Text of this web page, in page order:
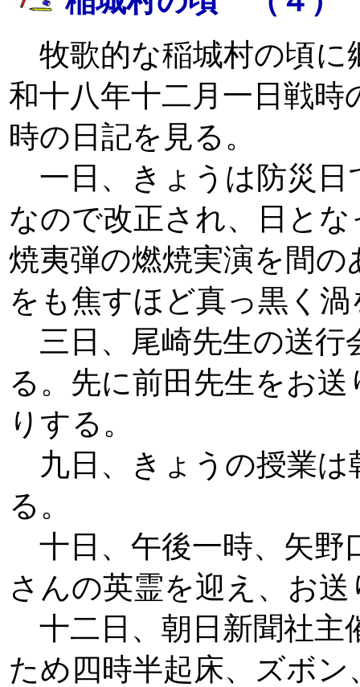
牧歌的な稲城村の頃に
和十八年十二月一日戦
時の日記を見る。
一日、きょうは防災日
なので改正され、日と
焼夷弾の燃焼実演を間
をも焦すほど真っ黒く
三日、尾崎先生の送行
る。先に前田先生をお
りする。
九日、きょうの授業は
る。
十日、午後一時、矢野
さんの英霊を迎え、お
十二日、朝日新聞社主
ため四時半起床、ズボ